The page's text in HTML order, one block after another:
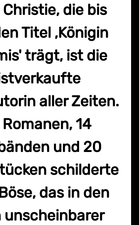
die bis
Titel ‚Königin
trägt, ist die
aller Zeiten.
14
und 20
schilderte
das in den
unscheinbarer